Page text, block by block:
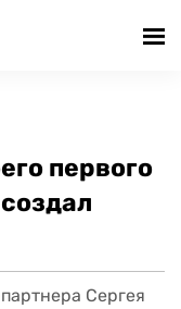
первого
Сергея